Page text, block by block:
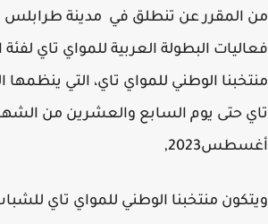
المقرر عن تنطلق في مدينة طرابلس
البطولة العربية للمواي تاي لفئة
الوطني للمواي تاي، التي ينظمها
حتى يوم السابع والعشرين من الشهر
منتخبنا الوطني للمواي تاي للشباب